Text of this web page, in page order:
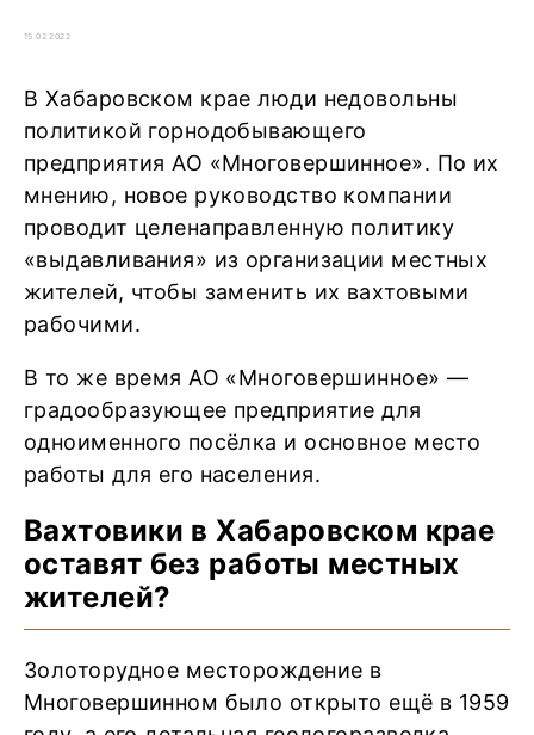
15.02.2022
В Хабаровском крае люди недовольны
политикой горнодобывающего
предприятия АО «Многовершинное». По их
мнению, новое руководство компании
проводит целенаправленную политику
«выдавливания» из организации местных
жителей, чтобы заменить их вахтовыми
рабочими.
В то же время АО «Многовершинное» —
градообразующее предприятие для
одноименного посёлка и основное место
работы для его населения.
Вахтовики в Хабаровском крае
оставят без работы местных
жителей?
Золоторудное месторождение в
Многовершинном было открыто ещё в 1959